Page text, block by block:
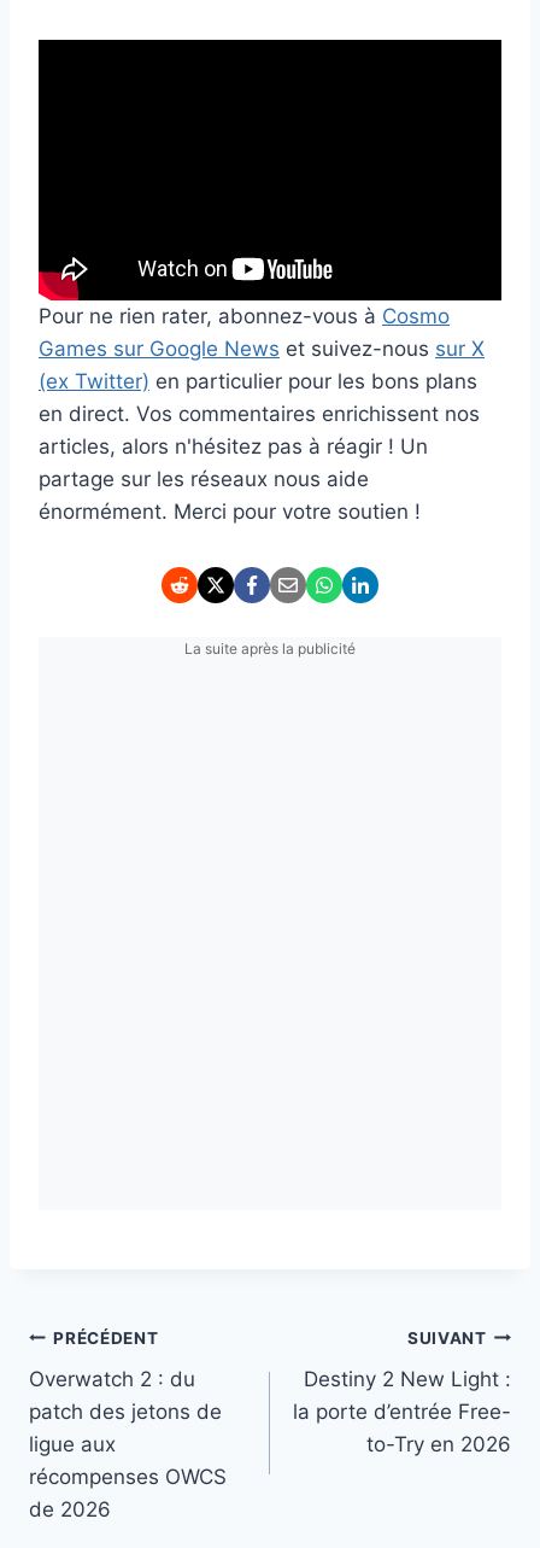
Pour ne rien rater, abonnez-vous à Cosmo
Games sur Google News et suivez-nous sur X
(ex Twitter) en particulier pour les bons plans
en direct. Vos commentaires enrichissent nos
articles, alors n'hésitez pas à réagir ! Un
partage sur les réseaux nous aide
énormément. Merci pour votre soutien !
La suite après la publicité
Navigation
de
l’article
PRÉCÉDENT
Overwatch 2 : du
patch des jetons de
ligue aux
récompenses OWCS
de 2026
SUIVANT
Destiny 2 New Light :
la porte d’entrée Free-
to-Try en 2026